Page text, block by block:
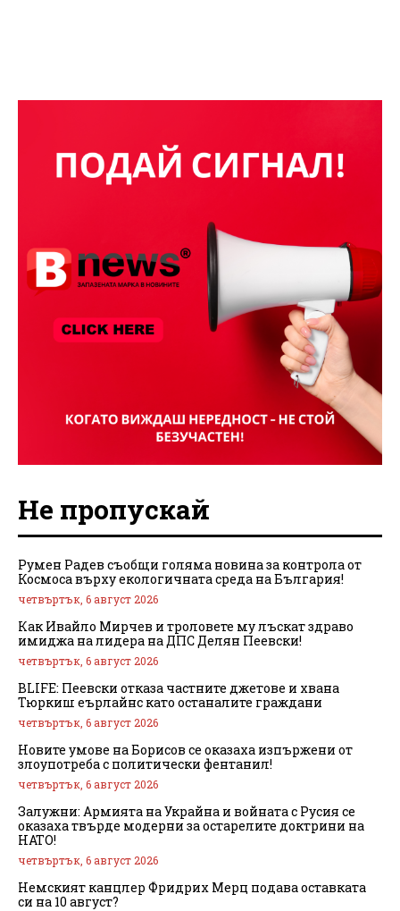
Не пропускай
Румен Радев съобщи голяма новина за контрола от
Космоса върху екологичната среда на България!
четвъртък, 6 август 2026
Как Ивайло Мирчев и троловете му лъскат здраво
имиджа на лидера на ДПС Делян Пеевски!
четвъртък, 6 август 2026
BLIFE: Пеевски отказа частните джетове и хвана
Тюркиш еърлайнс като останалите граждани
четвъртък, 6 август 2026
Новите умове на Борисов се оказаха изпържени от
злоупотреба с политически фентанил!
четвъртък, 6 август 2026
Залужни: Армията на Украйна и войната с Русия се
оказаха твърде модерни за остарелите доктрини на
НАТО!
четвъртък, 6 август 2026
Немският канцлер Фридрих Мерц подава оставката
си на 10 август?